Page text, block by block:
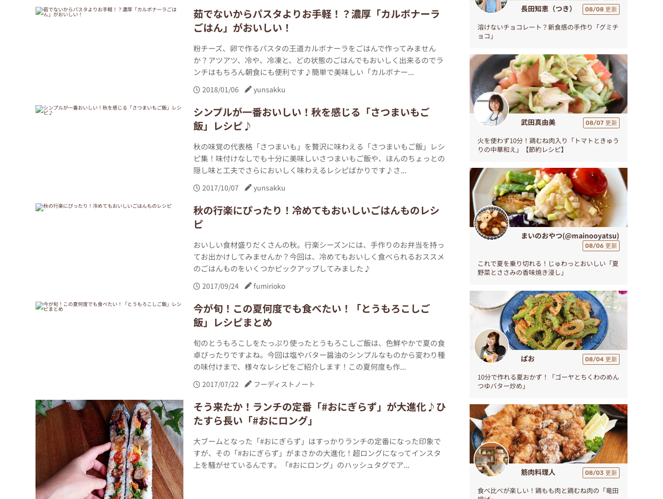
茹でないからパスタよりお手軽！？濃厚「カルボナーラ
ごはん」がおいしい！
粉チーズ、卵で作るパスタの王道カルボナーラをごはんで作ってみません
か？アツアツ、冷や、冷凍と、どの状態のごはんでもおいしく出来るのでラ
ンチはもちろん朝食にも便利です♪簡単で美味しい「カルボナー...
2018/01/06 yunsakku
シンプルが一番おいしい！秋を感じる「さつまいもご
飯」レシピ♪
秋の味覚の代表格「さつまいも」を贅沢に味わえる「さつまいもご飯」レシ
ピ集！味付けなしでも十分に美味しいさつまいもご飯や、ほんのちょっとの
隠し味と工夫でさらにおいしく味わえるレシピばかりです♪さ...
2017/10/07 yunsakku
秋の行楽にぴったり！冷めてもおいしいごはんものレシ
ピ
おいしい食材盛りだくさんの秋。行楽シーズンには、手作りのお弁当を持っ
てお出かけしてみませんか？今回は、冷めてもおいしく食べられるおススメ
のごはんものをいくつかピックアップしてみました♪
2017/09/24 fumirioko
今が旬！この夏何度でも食べたい！「とうもろこしご
飯」レシピまとめ
旬のとうもろこしをたっぷり使ったとうもろこしご飯は、色鮮やかで夏の食
卓ぴったりですよね。今回は塩やバター醤油のシンプルなものから変わり種
の味付けまで、様々なレシピをご紹介します！この夏何度も作...
2017/07/22 フーディストノート
そう来たか！ランチの定番「#おにぎらず」が大進化♪ひ
たすら長い「#おにロング」
大ブームとなった「#おにぎらず」はすっかりランチの定番になった印象で
すが、その「#おにぎらず」がまさかの大進化！超ロングになってインスタ
上を騒がせているんです。「#おにロング」のハッシュタグでア...
長田知恵（つき） 08/08 更新
溶けないチョコレート？新食感の手作り「グミチ
ョコ」
武田真由美 08/07 更新
火を使わず10分！鶏むね肉入り「トマトときゅう
りの中華和え」【節約レシピ】
まいのおやつ(@mainooyatsu)
08/06 更新
これで夏を乗り切れる！じゅわっとおいしい「夏
野菜とささみの香味焼き浸し」
ぱお 08/04 更新
10分で作れる夏おかず！「ゴーヤとちくわのめん
つゆバター炒め」
筋肉料理人 08/03 更新
食べ比べが楽しい！鶏もも肉と鶏むね肉の「竜田